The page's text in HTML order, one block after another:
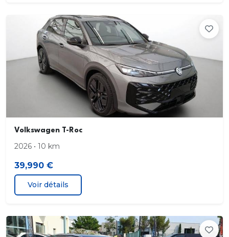
etc. Prix : 48 900€ Possibilité essai sur route +
expertise si souhaité. Localisation : Rousset
Volkswagen T-Roc
2026 • 10 km
39,990 €
Voir détails